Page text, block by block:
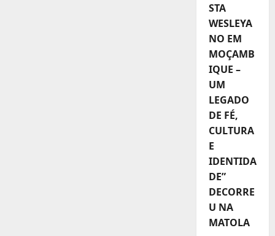
STA
WESLEYA
NO EM
MOÇAMB
IQUE –
UM
LEGADO
DE FÉ,
CULTURA
E
IDENTIDA
DE”
DECORRE
U NA
MATOLA